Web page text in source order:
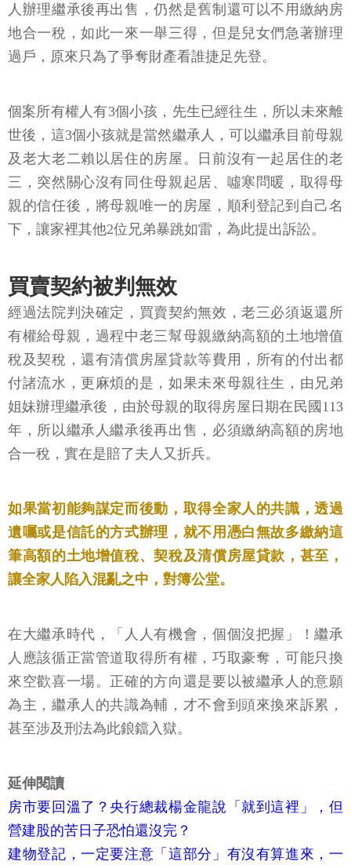
人辦理繼承後再出售，仍然是舊制還可以不用繳納房
地合一稅，如此一來一舉三得，但是兒女們急著辦理
過戶，原來只為了爭奪財產看誰捷足先登。
個案所有權人有3個小孩，先生已經往生，所以未來離
世後，這3個小孩就是當然繼承人，可以繼承目前母親
及老大老二賴以居住的房屋。日前沒有一起居住的老
三，突然關心沒有同住母親起居、噓寒問暖，取得母
親的信任後，將母親唯一的房屋，順利登記到自己名
下，讓家裡其他2位兄弟暴跳如雷，為此提出訴訟。
買賣契約被判無效
經過法院判決確定，買賣契約無效，老三必須返還所
有權給母親，過程中老三幫母親繳納高額的土地增值
稅及契稅，還有清償房屋貸款等費用，所有的付出都
付諸流水，更麻煩的是，如果未來母親往生，由兄弟
姐妹辦理繼承後，由於母親的取得房屋日期在民國113
年，所以繼承人繼承後再出售，必須繳納高額的房地
合一稅，實在是賠了夫人又折兵。
如果當初能夠謀定而後動，取得全家人的共識，透過
遺囑或是信託的方式辦理，就不用憑白無故多繳納這
筆高額的土地增值稅、契稅及清償房屋貸款，甚至，
讓全家人陷入混亂之中，對簿公堂。
在大繼承時代，「人人有機會，個個沒把握」！繼承
人應該循正當管道取得所有權，巧取豪奪，可能只換
來空歡喜一場。正確的方向還是要以被繼承人的意願
為主，繼承人的共識為輔，才不會到頭來換來訴累，
甚至涉及刑法為此鋃鐺入獄。
延伸閱讀
房市要回溫了？央行總裁楊金龍說「就到這裡」，但
營建股的苦日子恐怕還沒完？
建物登記，一定要注意「這部分」有沒有算進來，一